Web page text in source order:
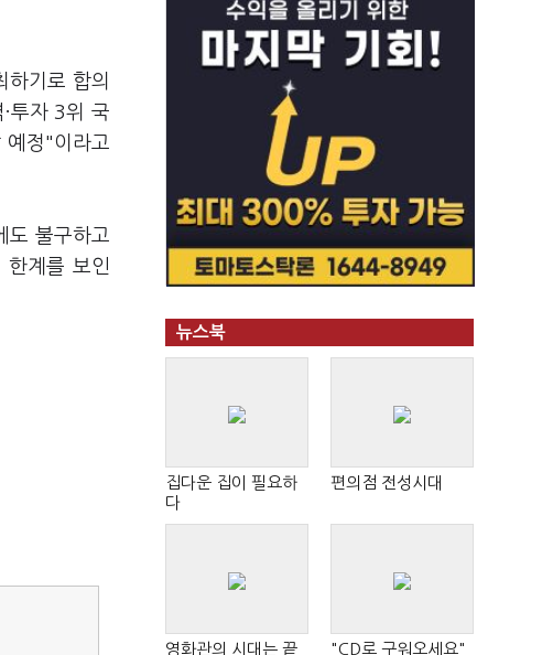
기로 합의
투자 3위 국
예정"이라고
도 불구하고
계를 보인
뉴스북
집다운 집이 필요하
다
편의점 전성시대
영화관의 시대는 끝
"CD로 구워오세요"